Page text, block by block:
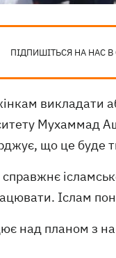
ПІДПИШІТЬСЯ НА НАС В
викладати
Мухаммад
що це буде
Іслам
над планом з